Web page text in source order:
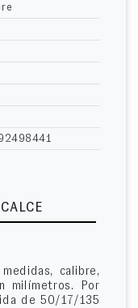
calibre,
milímetros. Por
de 50/17/135